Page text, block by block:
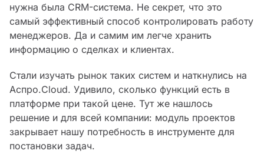
нужна была CRM-система. Не секрет, что это
самый эффективный способ контролировать работу
менеджеров. Да и самим им легче хранить
информацию о сделках и клиентах.
Стали изучать рынок таких систем и наткнулись на
Аспро.Cloud. Удивило, сколько функций есть в
платформе при такой цене. Тут же нашлось
решение и для всей компании: модуль проектов
закрывает нашу потребность в инструменте для
постановки задач.